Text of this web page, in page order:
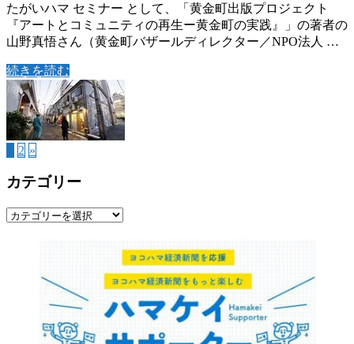
たがいハマ セミナー として、「黄金町出版プロジェクト
『アートとコミュニティの再生ー黄金町の実践』」の著者の
山野真悟さん（黄金町バザールディレクター／NPO法人 …
続きを読む
2 »
カテゴリー
カ